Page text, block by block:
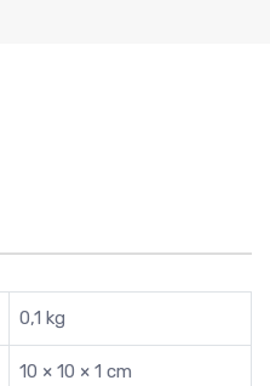
0,1 kg
10 × 10 × 1 cm